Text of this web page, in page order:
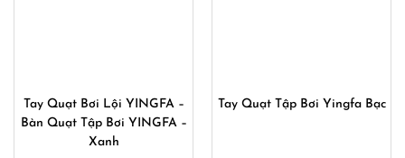
Tay Quạt Bơi Lội YINGFA –
Bàn Quạt Tập Bơi YINGFA –
Xanh
Tay Quạt Tập Bơi Yingfa Bạc